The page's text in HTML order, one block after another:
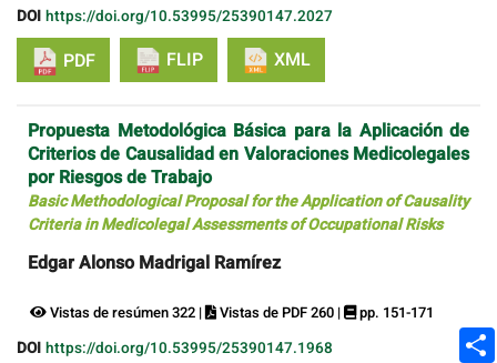
DOI https://doi.org/10.53995/25390147.2027
PDF FLIP XML
Propuesta Metodológica Básica para la Aplicación de
Criterios de Causalidad en Valoraciones Medicolegales
por Riesgos de Trabajo
Basic Methodological Proposal for the Application of Causality
Criteria in Medicolegal Assessments of Occupational Risks
Edgar Alonso Madrigal Ramírez
Vistas de resúmen 322 | Vistas de PDF 260 | pp. 151-171
DOI https://doi.org/10.53995/25390147.1968